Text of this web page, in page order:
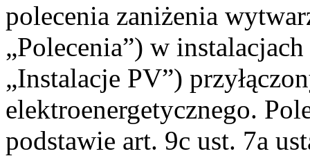
polecenia zaniżenia
„Polecenia”) w
„Instalacje PV”)
elektroenergetycznego.
podstawie art. 9c ust. 7a